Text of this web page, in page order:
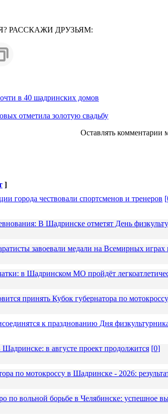
РАССКАЖИ ДРУЗЬЯМ:
в 40 шадринских домов
отметила золотую свадьбу
Оставлять комментарии
]
города чествовали спортсменов и тренеров [
В Шадринске отметят День
завоевали медали на Всемирных играх
в Шадринском МО пройдёт
принять Кубок губернатора по мотокроссу
к празднованию Дня
в августе проект продолжится [0]
по мотокроссу в Шадринске - 2026:
по вольной борьбе в Челябинске: успешное